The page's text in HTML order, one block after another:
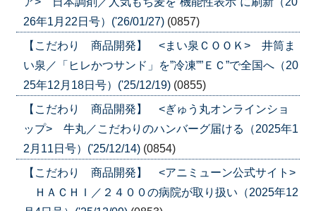
26年1月22日号）('26/01/27) (0857)
【こだわり 商品開発】 <まい泉ＣＯＯＫ> 井筒ま
い泉／「ヒレかつサンド」を”冷凍””ＥＣ”で全国へ（20
25年12月18日号）('25/12/19) (0855)
【こだわり 商品開発】 <ぎゅう丸オンラインショ
ップ> 牛丸／こだわりのハンバーグ届ける（2025年1
2月11日号）('25/12/14) (0854)
【こだわり 商品開発】 <アニミューン公式サイト>
ＨＡＣＨＩ／２４００の病院が取り扱い（2025年12